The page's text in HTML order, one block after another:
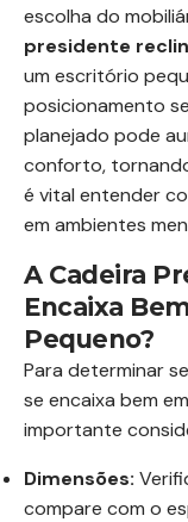
escolha do
presidente
um escritório
posicionamento
planejado pode
conforto,
é vital entender
em ambientes
A Cadeira
Encaixa
Pequeno?
Para determinar
se encaixa bem
importante
Dimensões:
compare com o